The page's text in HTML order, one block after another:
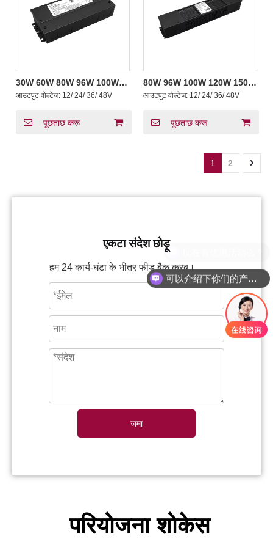
30W 60W 80W 96W 100W
120W 150W 200W 300W
500W 600W 180W 192W
स्विचिंग बिजली आपूर्ति उच्च बिजली
आउटपुट वोल्टेज: 12/ 24/ 36/ 48V
पूछताछ करू
80W 96W 100W 120W 150W
200W 300W 180W 192W
288W 384W सीवी उल सूचीबद्ध
आउटपुट वोल्टेज: 12/ 24/ 36/ 48V
पूछताछ करू
1 2
एकटा संदेश छोड़ू
हम 24 कार्य-घंटा के भीतर फीड बैक करब।
जमा
परियोजना शोकेस
可以介绍下你们的产品么？